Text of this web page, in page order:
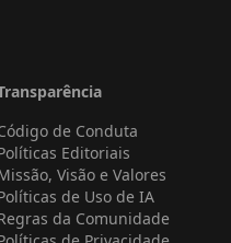
de Conduta
Editoriais
Visão e Valores
de Uso de IA
da Comunidade